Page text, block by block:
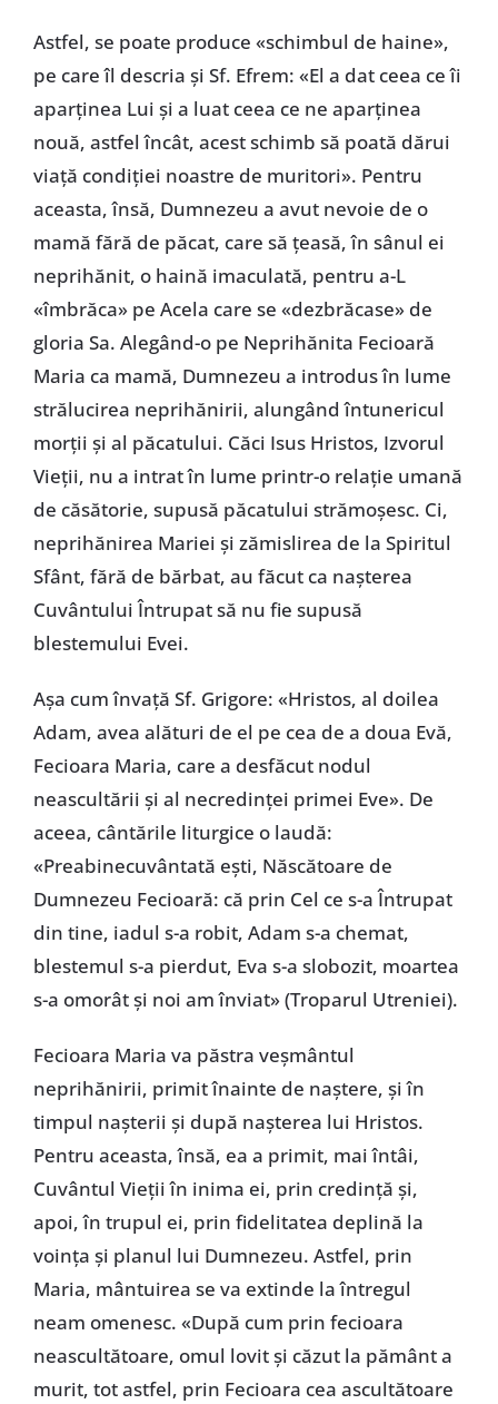
Astfel, se poate produce «schimbul de haine»,
pe care îl descria și Sf. Efrem: «El a dat ceea ce îi
aparținea Lui și a luat ceea ce ne aparținea
nouă, astfel încât, acest schimb să poată dărui
viață condiției noastre de muritori». Pentru
aceasta, însă, Dumnezeu a avut nevoie de o
mamă fără de păcat, care să țeasă, în sânul ei
neprihănit, o haină imaculată, pentru a-L
«îmbrăca» pe Acela care se «dezbrăcase» de
gloria Sa. Alegând-o pe Neprihănita Fecioară
Maria ca mamă, Dumnezeu a introdus în lume
strălucirea neprihănirii, alungând întunericul
morții și al păcatului. Căci Isus Hristos, Izvorul
Vieții, nu a intrat în lume printr-o relație umană
de căsătorie, supusă păcatului strămoșesc. Ci,
neprihănirea Mariei și zămislirea de la Spiritul
Sfânt, fără de bărbat, au făcut ca nașterea
Cuvântului Întrupat să nu fie supusă
blestemului Evei.
Așa cum învață Sf. Grigore: «Hristos, al doilea
Adam, avea alături de el pe cea de a doua Evă,
Fecioara Maria, care a desfăcut nodul
neascultării și al necredinței primei Eve». De
aceea, cântările liturgice o laudă:
«Preabinecuvântată ești, Născătoare de
Dumnezeu Fecioară: că prin Cel ce s-a Întrupat
din tine, iadul s-a robit, Adam s-a chemat,
blestemul s-a pierdut, Eva s-a slobozit, moartea
s-a omorât și noi am înviat» (Troparul Utreniei).
Fecioara Maria va păstra veșmântul
neprihănirii, primit înainte de naștere, și în
timpul nașterii și după nașterea lui Hristos.
Pentru aceasta, însă, ea a primit, mai întâi,
Cuvântul Vieții în inima ei, prin credință și,
apoi, în trupul ei, prin fidelitatea deplină la
voința și planul lui Dumnezeu. Astfel, prin
Maria, mântuirea se va extinde la întregul
neam omenesc. «După cum prin fecioara
neascultătoare, omul lovit și căzut la pământ a
murit, tot astfel, prin Fecioara cea ascultătoare